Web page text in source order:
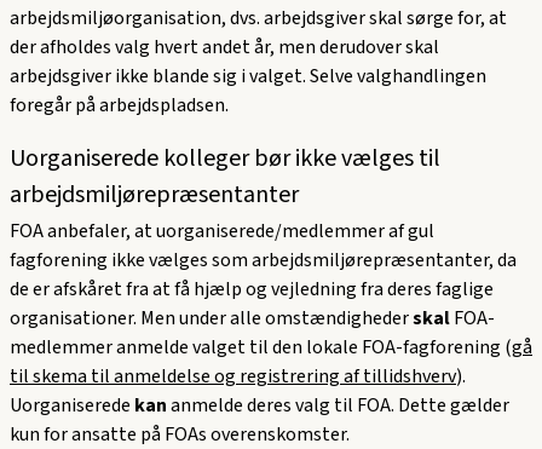
arbejdsmiljøorganisation, dvs. arbejdsgiver skal sørge for, at
der afholdes valg hvert andet år, men derudover skal
arbejdsgiver ikke blande sig i valget. Selve valghandlingen
foregår på arbejdspladsen.
Uorganiserede kolleger bør ikke vælges til
arbejdsmiljørepræsentanter
FOA anbefaler, at uorganiserede/medlemmer af gul
fagforening ikke vælges som arbejdsmiljørepræsentanter, da
de er afskåret fra at få hjælp og vejledning fra deres faglige
organisationer. Men under alle omstændighederskalFOA-
medlemmer anmelde valget til den lokale FOA-fagforening (gå
til skema til anmeldelse og registrering af tillidshverv).
Uorganiserede kananmelde deres valg til FOA. Dette gælder
kun for ansatte på FOAs overenskomster.